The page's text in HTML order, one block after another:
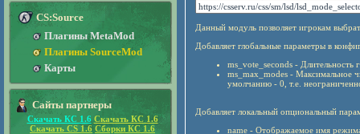
Данный модуль позволяет игрокам
Добавляет глобальные параметры в
ms_vote_seconds -
ms_max_modes - Максимальное
умолчанию - 0, т.е.
Добавляет локальный опциональный
name - Отображаемое имя режима
CS:Source
Плагины MetaMod
Плагины SourceMod
Карты
Сайты партнеры
Скачать КС 1.6 Скачать КС 1.6
Скачать CS 1.6 Сборки КС 1.6